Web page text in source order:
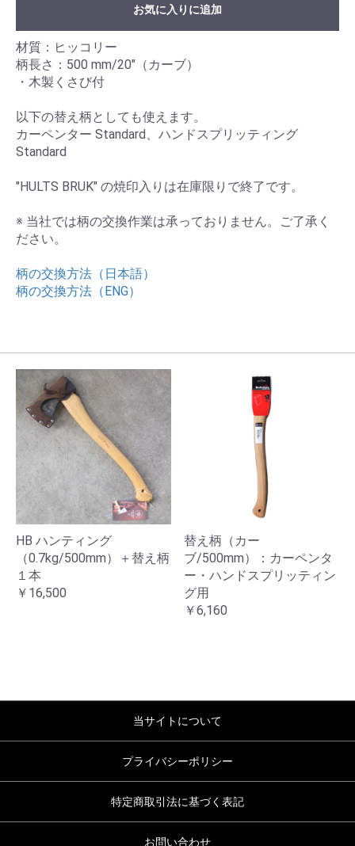
お気に入りに追加
材質：ヒッコリー
柄長さ：500 mm/20"（カーブ）
・木製くさび付
以下の替え柄としても使えます。
カーペンター Standard、ハンドスプリッティング
Standard
"HULTS BRUK" の焼印入りは在庫限りで終了です。
※ 当社では柄の交換作業は承っておりません。ご了承く
ださい。
柄の交換方法（日本語）
柄の交換方法（ENG）
HB ハンティング
（0.7kg/500mm）＋替え柄
１本
￥16,500
替え柄（カー
ブ/500mm）：カーペンタ
ー・ハンドスプリッティン
グ用
￥6,160
当サイトについて
プライバシーポリシー
特定商取引法に基づく表記
お問い合わせ